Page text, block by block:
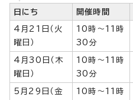
日にち 開催時間
4月21日（火
曜日）
10時～11時
30分
4月30日（木
曜日）
10時～11時
30分
5月29日（金
10時～11時